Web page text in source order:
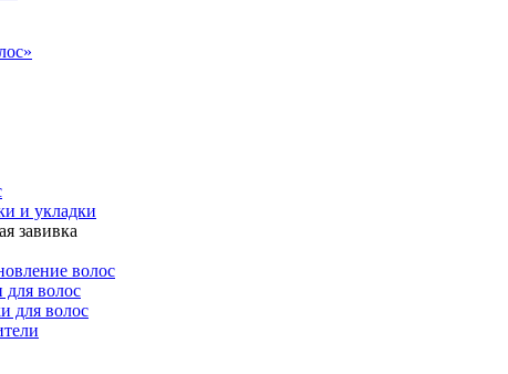
и укладки
завивка
волос
для волос
для волос